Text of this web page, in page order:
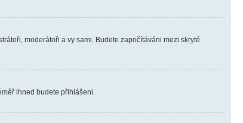
moderátoři a vy sami. Budete započítáváni mezi skryté
ihned budete přihlášeni.